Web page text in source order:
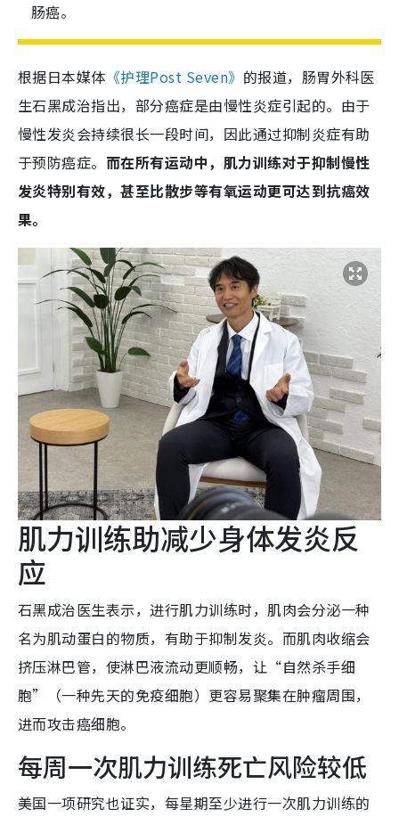
肠癌。
根据日本媒体 《护理Post Seven》 的报道，肠胃外科医
生石黑成治指出，部分癌症是由慢性炎症引起的。由于
慢性发炎会持续很长一段时间，因此通过抑制炎症有助
于预防癌症。 而在所有运动中，肌力训练对于抑制慢性
发炎特别有效，甚至比散步等有氧运动更可达到抗癌效
果。
肌力训练助减少身体发炎反
应
石黑成治医生表示，进行肌力训练时，肌肉会分泌一种
名为肌动蛋白的物质，有助于抑制发炎。而肌肉收缩会
挤压淋巴管，使淋巴液流动更顺畅，让“自然杀手细
胞”（一种先天的免疫细胞）更容易聚集在肿瘤周围，
进而攻击癌细胞。
每周一次肌力训练死亡风险较低
美国一项研究也证实，每星期至少进行一次肌力训练的